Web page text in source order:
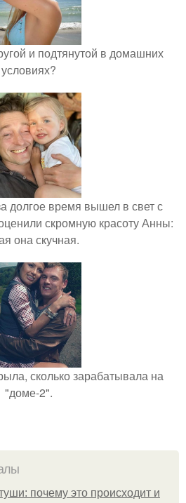
и подтянутой в домашних
условиях?
долгое время вышел в свет с
скромную красоту Анны:
она скучная.
сколько зарабатывала на
"доме-2".
почему это происходит и